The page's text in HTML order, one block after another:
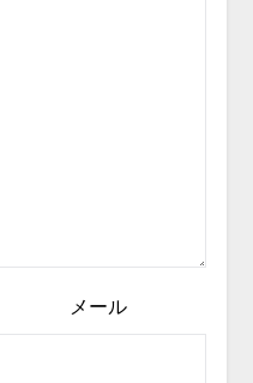
メール